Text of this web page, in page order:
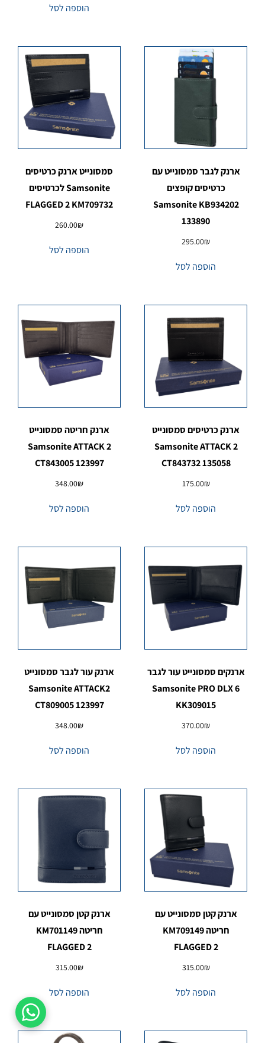
הוספה לסל
ארנק לגבר סמסונייט עם
כרטיסים קופצים
Samsonite KB934202
133890
295.00₪
הוספה לסל
סמסונייט ארנק כרטיסים
Samsonite לכרטיסים
FLAGGED 2 KM709732
260.00₪
הוספה לסל
ארנק כרטיסים סמסונייט
Samsonite ATTACK 2
CT843732 135058
175.00₪
הוספה לסל
ארנק חריטה סמסונייט
Samsonite ATTACK 2
CT843005 123997
348.00₪
הוספה לסל
ארנקים סמסונייט עור לגבר
Samsonite PRO DLX 6
KK309015
370.00₪
הוספה לסל
ארנק עור לגבר סמסונייט
Samsonite ATTACK2
CT809005 123997
348.00₪
הוספה לסל
ארנק קטן סמסונייט עם
חריטה KM709149
FLAGGED 2
315.00₪
הוספה לסל
ארנק קטן סמסונייט עם
חריטה KM701149
FLAGGED 2
315.00₪
הוספה לסל